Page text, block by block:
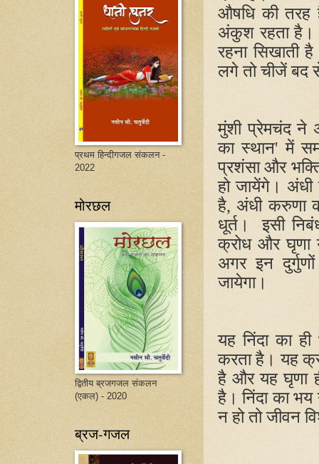
औषधि की तरह
अंकुश रहता है।
रहना सिखाती
लगे तो चीजें बद
मुंशी प्रेमचंद
का स्थान'में
प्रशंसा और
हो जायेंगे। अंधी
है,अंधी करुणा
धूर्त। इसी
क्रोध और घृणा
अगर इन
जायेगा।
यह निंदा का
करता है। यह
है और यह घृणा
है। निंदा का भय
न हो तो जीवन
प्रथम हिन्दीगजल संकलन -
2022
मोरछल
द्वितीय ब्रजगजल संकलन
(एकल) - 2020
ब्रज-गजल